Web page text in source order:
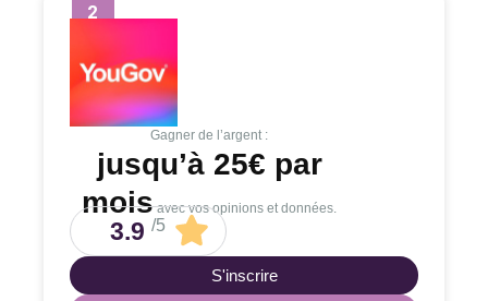
2
Gagner de l’argent :
jusqu’à 25€ par
moisavec vos opinions et données.
3.9 /5
S'inscrire